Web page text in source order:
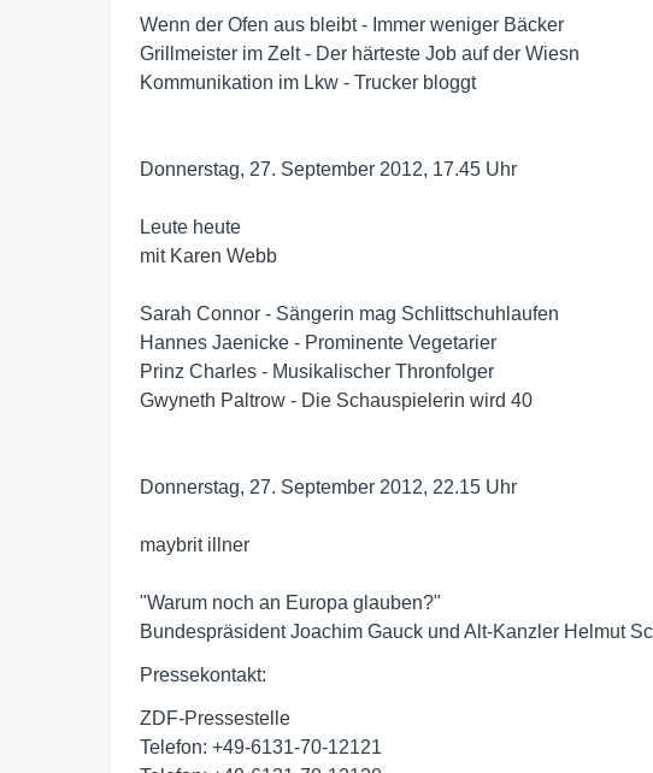
Wenn der Ofen aus bleibt - Immer weniger Bäcker
Grillmeister im Zelt - Der härteste Job auf der Wiesn
Kommunikation im Lkw - Trucker bloggt
Donnerstag, 27. September 2012, 17.45 Uhr
Leute heute
mit Karen Webb
Sarah Connor - Sängerin mag Schlittschuhlaufen
Hannes Jaenicke - Prominente Vegetarier
Prinz Charles - Musikalischer Thronfolger
Gwyneth Paltrow - Die Schauspielerin wird 40
Donnerstag, 27. September 2012, 22.15 Uhr
maybrit illner
"Warum noch an Europa glauben?"
Bundespräsident Joachim Gauck und Alt-Kanzler Helmut
Pressekontakt:
ZDF-Pressestelle
Telefon: +49-6131-70-12121